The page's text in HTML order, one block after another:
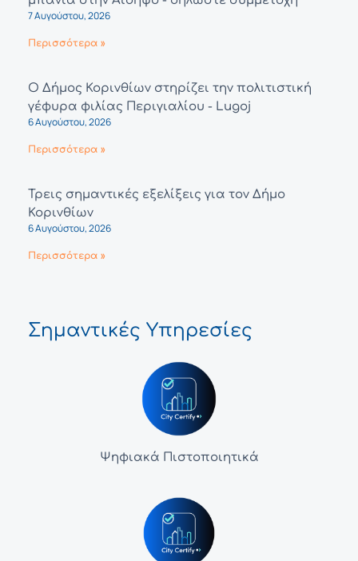
7 Αυγούστου, 2026
Περισσότερα »
Ο Δήμος Κορινθίων στηρίζει την πολιτιστική
γέφυρα φιλίας Περιγιαλίου - Lugoj
6 Αυγούστου, 2026
Περισσότερα »
Τρεις σημαντικές εξελίξεις για τον Δήμο
Κορινθίων
6 Αυγούστου, 2026
Περισσότερα »
Σημαντικές Υπηρεσίες
Ψηφιακά Πιστοποιητικά